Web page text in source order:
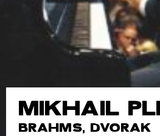
MIKHAIL
BRAHMS, DVORAK